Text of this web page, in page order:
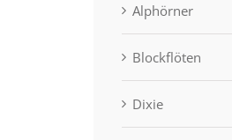
Alphörner
Blockflöten
Dixie